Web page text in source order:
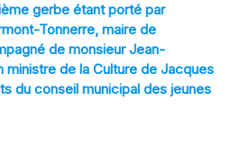
gerbe étant porté par
Tonnerre, maire de
de monsieur Jean-
ministre de la Culture de Jacques
du conseil municipal des jeunes